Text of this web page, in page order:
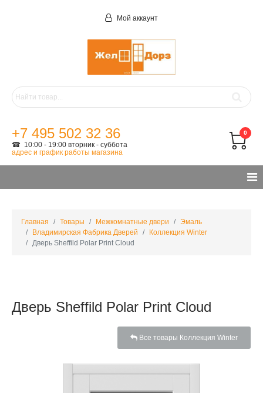
Мой аккаунт
+7 495 502 32 36
☎ 10:00 - 19:00 вторник - суббота
адрес и график работы магазина
0
Главная Товары Межкомнатные двери
Эмаль
Владимирская Фабрика Дверей
Коллекция Winter
Дверь Sheffild Polar Print Cloud
Дверь Sheffild Polar Print Cloud
Все товары Коллекция Winter